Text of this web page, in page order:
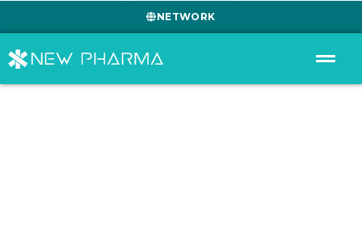
NETWORK